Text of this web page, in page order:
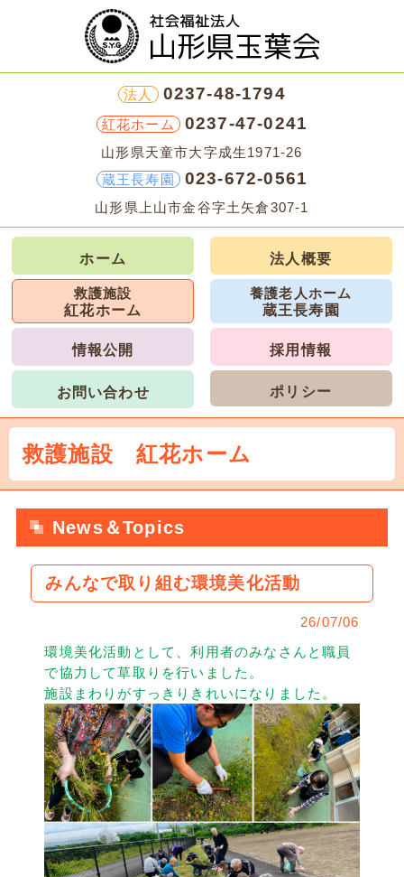
法人 0237-48-1794
紅花ホーム 0237-47-0241
山形県天童市大字成生1971-26
蔵王長寿園
023-672-0561
山形県上山市金谷字土矢倉307-1
ホーム 法人概要
救護施設
紅花ホーム
養護老人ホーム
蔵王長寿園
情報公開 採用情報
お問い合わせ ポリシー
救護施設 紅花ホーム
News＆Topics
みんなで取り組む環境美化活動
26/07/06
環境美化活動として、利用者のみなさんと職員
で協力して草取りを行いました。
施設まわりがすっきりきれいになりました。